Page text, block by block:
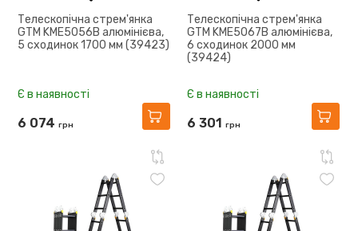
Телескопічна стрем'янка
GTM KME5056B алюмінієва,
5 сходинок 1700 мм (39423)
Є в наявності
6 074 грн
Телескопічна стрем'янка
GTM KME5067B алюмінієва,
6 сходинок 2000 мм
(39424)
Є в наявності
6 301 грн